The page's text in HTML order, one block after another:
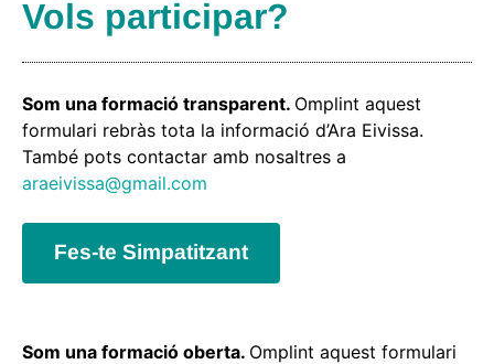
Vols participar?
Som una formació transparent. Omplint aquest
formulari rebràs tota la informació d’Ara Eivissa.
També pots contactar amb nosaltres a
araeivissa@gmail.com
Fes-te Simpatitzant
Som una formació oberta. Omplint aquest formulari